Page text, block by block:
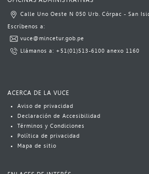
Calle Uno Oeste N 050 Urb. Córpac - San
​Escrí​benos a:​​​
vuce@mincetur.gob.pe​
Llámanos a: ​ +51(01)513-6100 ​ anexo 1160​
ACERCA DE LA VUCE
Aviso​​​ de privacidad
Declaración de Accesibilidad
Términos y Condiciones
Política​​ de privacidad
Mapa de sitio